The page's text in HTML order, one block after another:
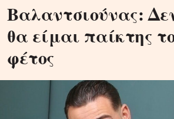
Βαλαντσιούνας:
θα είμαι παίκτης
φέτος